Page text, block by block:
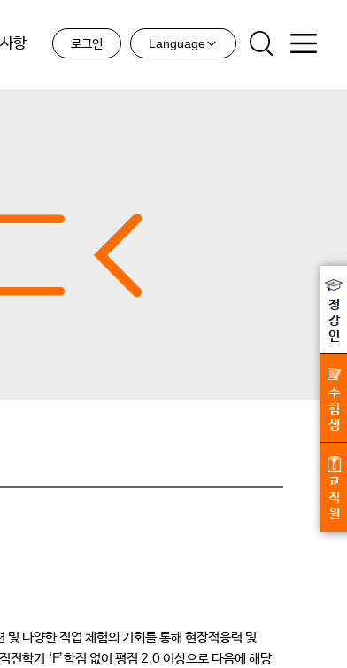
항 로그인 Language
다양한 직업 체험의 기회를 통해 현장적응력 및
학기 ‘F’학점 없이 평점 2.0 이상으로 다음에 해당
청
강
인
수
험
생
교
직
원